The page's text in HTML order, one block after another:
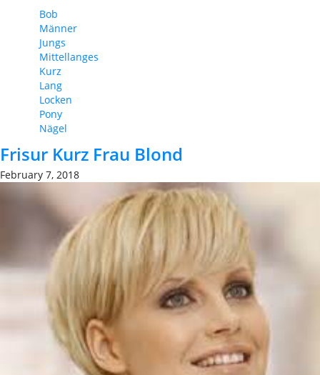
Bob
Männer
Jungs
Mittellanges
Kurz
Lang
Locken
Pony
Nägel
Frisur Kurz Frau Blond
February 7, 2018